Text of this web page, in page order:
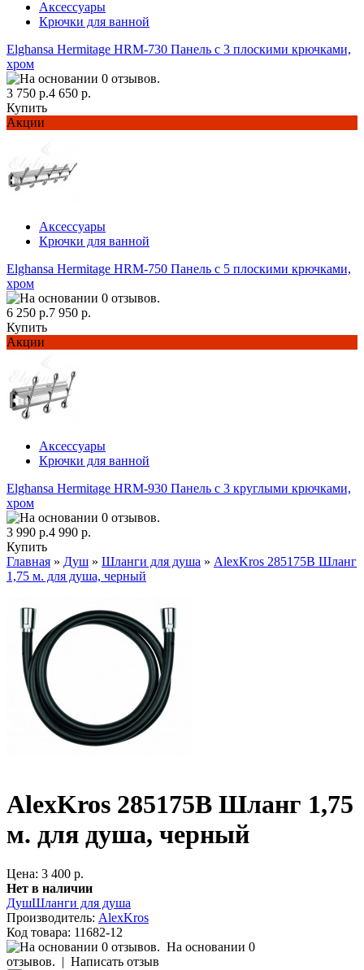
Аксессуары
Крючки для ванной
Elghansa Hermitage HRM-730 Панель с 3 плоскими крючками,
хром
3 750 р.4 650 р.
Купить
Акции
Аксессуары
Крючки для ванной
Elghansa Hermitage HRM-750 Панель с 5 плоскими крючками,
хром
6 250 р.7 950 р.
Купить
Акции
Аксессуары
Крючки для ванной
Elghansa Hermitage HRM-930 Панель с 3 круглыми крючками,
хром
3 990 р.4 990 р.
Купить
Главная » Душ » Шланги для душа » AlexKros 285175B Шланг
1,75 м. для душа, черный
AlexKros 285175B Шланг 1,75
м. для душа, черный
Цена: 3 400 р.
Нет в наличии
ДушШланги для душа
Производитель: AlexKros
Код товара: 11682-12
На основании 0
отзывов. | Написать отзыв